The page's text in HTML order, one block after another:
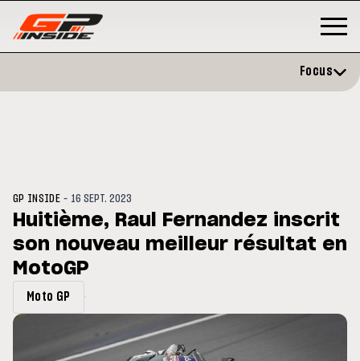
évite l'opération et vise un
en septembre
MOTOGP/ MOTO GP
Focus
GP INSIDE - 16 SEPT. 2023
Huitième, Raul Fernandez inscrit
son nouveau meilleur résultat en
MotoGP
Moto GP